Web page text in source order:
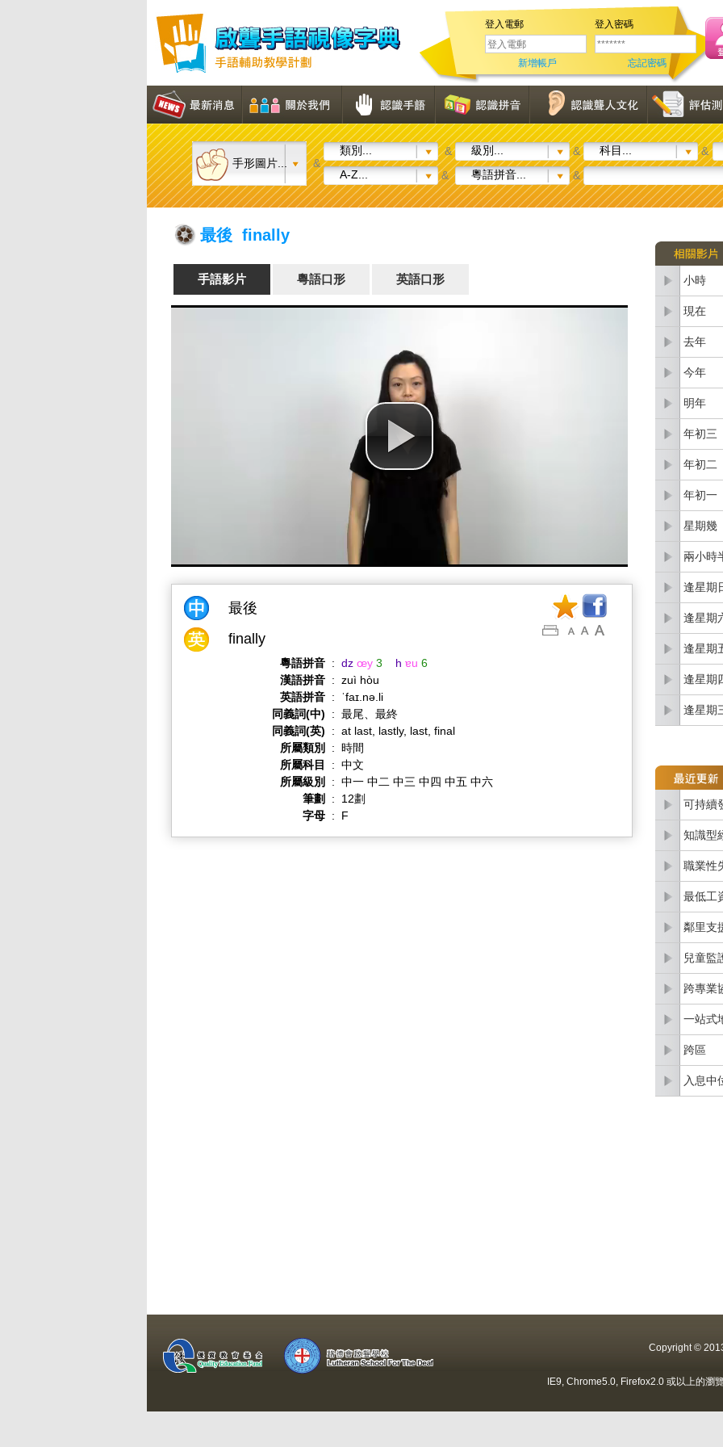
登入電郵 登入密碼
新增帳戶 忘記密碼
手形圖片... &
類別... & 級別... & 科目... &
A-Z...
& 粵語拼音... &
最後 finally
手語影片 粵語口形 英語口形
最後
finally
粵語拼音 : dz œy 3 h ɐu 6
漢語拼音 : zuì hòu
英語拼音 :
ˈfaɪ.nə.li
同義詞(中)
: 最尾、最終
同義詞(英)
: at last, lastly, last, final
所屬類別
: 時間
所屬科目
: 中文
所屬級別
: 中一 中二 中三 中四 中五 中六
筆劃
:
12劃
字母 : F
小時
現在
去年
今年
明年
年初三
年初二
年初一
星期幾
兩小時
逢星期
逢星期
逢星期
逢星期
逢星期
可持續
知識型
職業性
最低工
鄰里支
兒童監
跨專業
一站式
跨區
入息中
Copyright ©
IE9, Chrome5.0, Firefox2.0 或以上的瀏